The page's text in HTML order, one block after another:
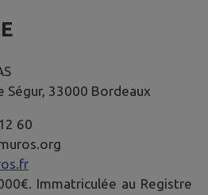
Ségur, 33000 Bordeaux
60
Immatriculée au Registre